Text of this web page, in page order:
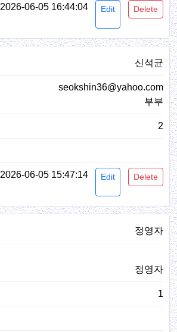
2026-06-05 16:44:04 Edit Delete
신석균
seokshin36@yahoo.com
부부
2
2026-06-05 15:47:14 Edit Delete
정영자
정영자
1